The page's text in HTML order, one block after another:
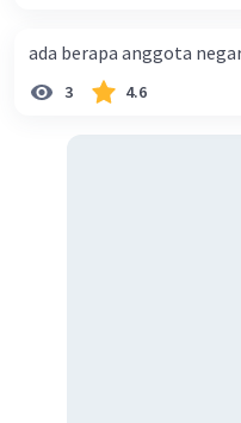
ada berapa anggota
3 4.6